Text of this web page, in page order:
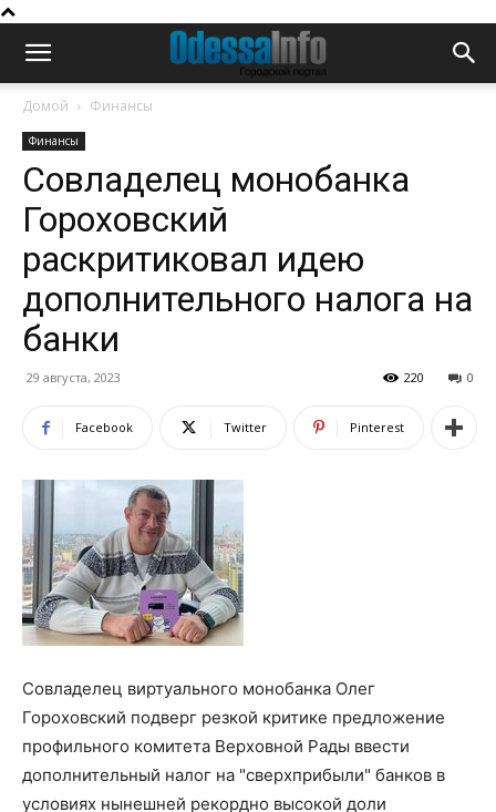
Домой Финансы
Финансы
Совладелец монобанка
Гороховский
раскритиковал идею
дополнительного налога на
банки
29 августа, 2023 0
220
Facebook Twitter Pinterest
Совладелец виртуального монобанка Олег
Гороховский подверг резкой критике предложение
профильного комитета Верховной Рады ввести
дополнительный налог на "сверхприбыли" банков в
условиях нынешней рекордно высокой доли